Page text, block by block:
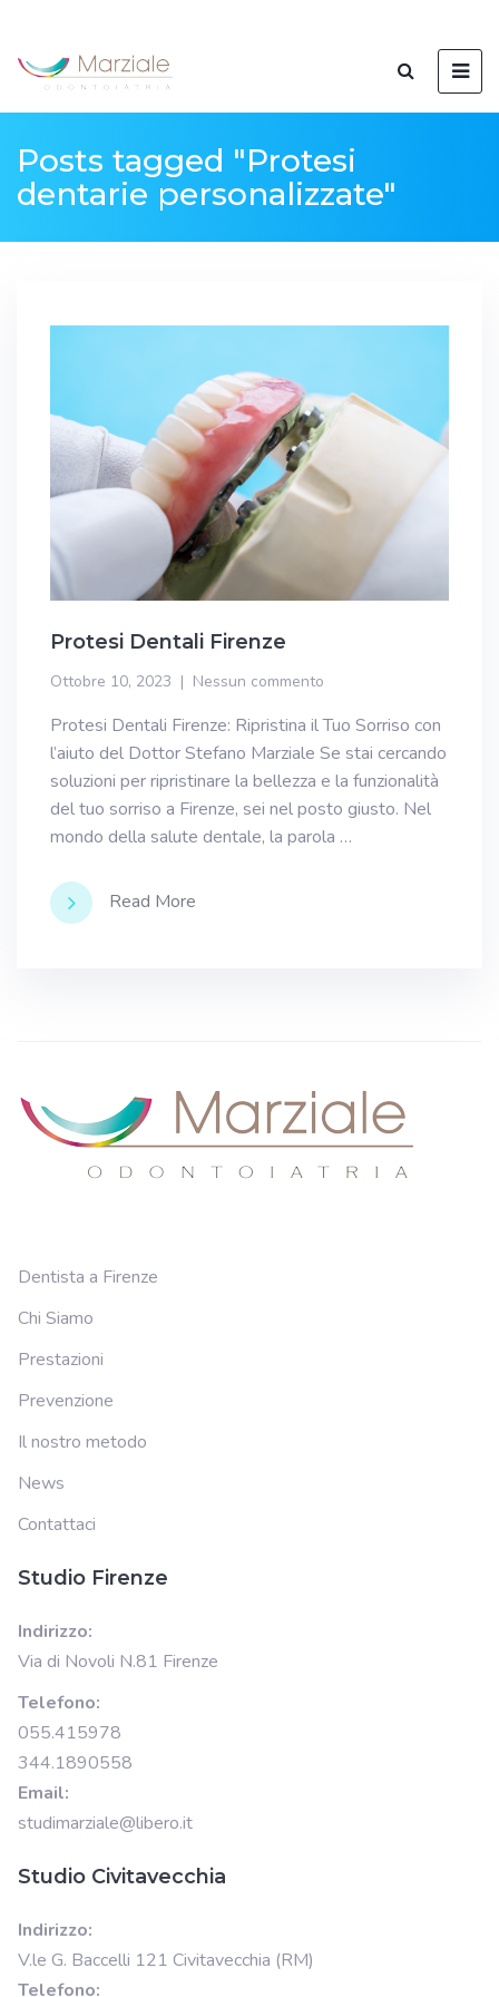
Posts tagged "Protesi
dentarie personalizzate"
Protesi Dentali Firenze
Ottobre 10, 2023 Nessun commento
Protesi Dentali Firenze: Ripristina il Tuo Sorriso con
l’aiuto del Dottor Stefano Marziale Se stai cercando
soluzioni per ripristinare la bellezza e la funzionalità
del tuo sorriso a Firenze, sei nel posto giusto. Nel
mondo della salute dentale, la parola …
Read More
Dentista a Firenze
Chi Siamo
Prestazioni
Prevenzione
Il nostro metodo
News
Contattaci
Studio Firenze
Indirizzo:
Via di Novoli N.81 Firenze
Telefono:
055.415978
344.1890558
Email:
studimarziale@libero.it
Studio Civitavecchia
Indirizzo:
V.le G. Baccelli 121 Civitavecchia (RM)
Telefono: